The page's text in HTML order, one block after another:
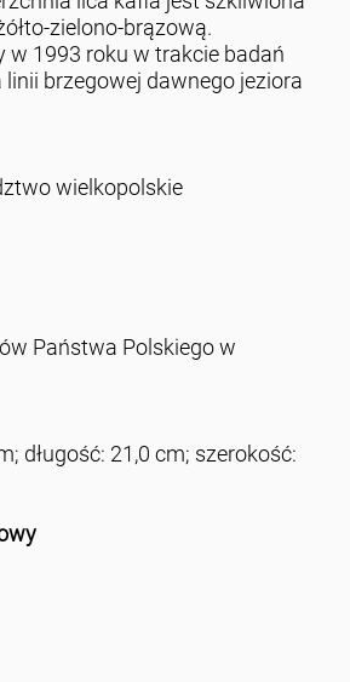
zielono-brązową.
w 1993 roku w trakcie badań
brzegowej dawnego jeziora
wielkopolskie
Państwa Polskiego w
długość: 21,0 cm; szerokość: